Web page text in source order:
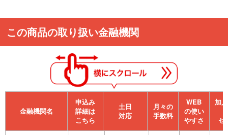
この商品の取り扱い金融機関
金融機関名
申込み
詳細は
こちら
⼟⽇
対応
月々の
手数料
WEB
の使い
やすさ
加
セ